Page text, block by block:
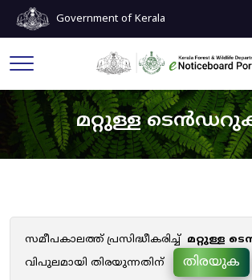
Government of Kerala
മറ്റുള്ള
സമീപകാലത്ത് പ്രസിദ്ധീകരിച്ച് മറ്റുള്ള
വിപുലമായി തിരയുന്നതിന്
തിരയുക